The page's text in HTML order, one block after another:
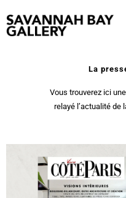
La
Vous trouverez ici
relayé l’actualité de